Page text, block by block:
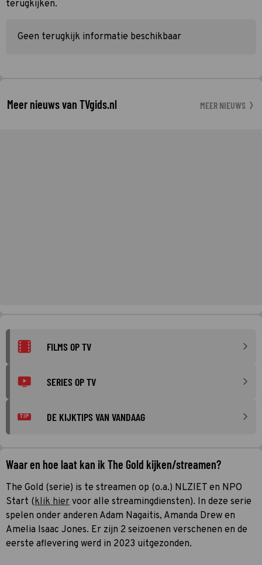
terugkijken.
Geen terugkijk informatie beschikbaar
Meer nieuws van TVgids.nl MEER NIEUWS
FILMS OP TV
SERIES OP TV
TIP DE KIJKTIPS VAN VANDAAG
Waar en hoe laat kan ik The Gold kijken/streamen?
The Gold (serie) is te streamen op (o.a.) NLZIET en NPO
Start (klik hier voor alle streamingdiensten). In deze serie
spelen onder anderen Adam Nagaitis, Amanda Drew en
Amelia Isaac Jones. Er zijn 2 seizoenen verschenen en de
eerste aflevering werd in 2023 uitgezonden.